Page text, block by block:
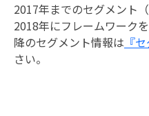
2017年までのセグメント
2018年にフレームワーク
降のセグメント情報は 『
さい。